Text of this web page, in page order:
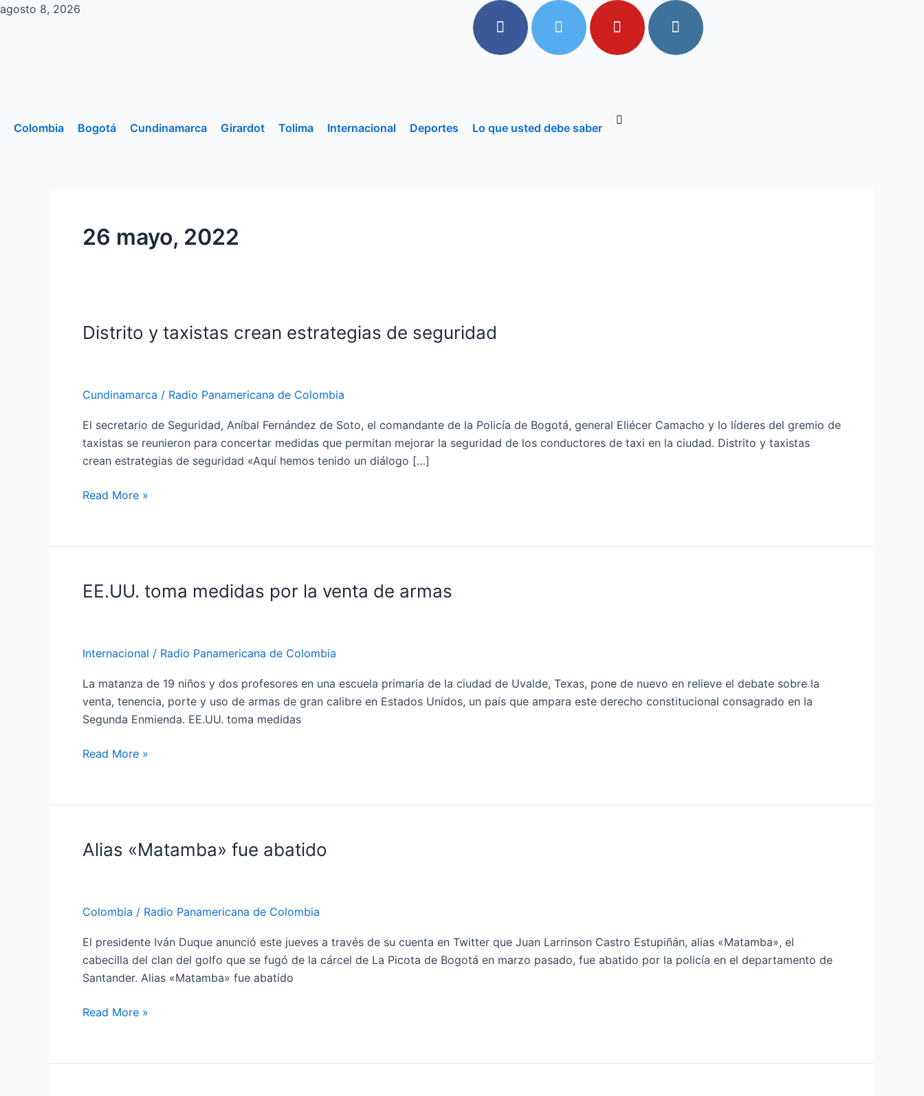
Ir
agosto 8, 2026
Colombia Bogotá Cundinamarca Girardot Tolima Internacional Deportes Lo que usted debe saber
26 mayo, 2022
Distrito y taxistas crean estrategias de seguridad
Cundinamarca / Radio Panamericana de Colombia
El secretario de Seguridad, Aníbal Fernández de Soto, el comandante de la Policía de Bogotá, general Eliécer Camacho y lo líderes del gremio de
taxistas se reunieron para concertar medidas que permitan mejorar la seguridad de los conductores de taxi en la ciudad. Distrito y taxistas
crean estrategias de seguridad «Aquí hemos tenido un diálogo […]
Distrito
estrategias
de
seguridad
Read More »
EE.UU. toma medidas por la venta de armas
Internacional / Radio Panamericana de Colombia
La matanza de 19 niños y dos profesores en una escuela primaria de la ciudad de Uvalde, Texas, pone de nuevo en relieve el debate sobre la
venta, tenencia, porte y uso de armas de gran calibre en Estados Unidos, un país que ampara este derecho constitucional consagrado en la
Segunda Enmienda. EE.UU. toma medidas
EE.UU.
la
venta
armas
Read More »
Alias «Matamba» fue abatido
Colombia / Radio Panamericana de Colombia
El presidente Iván Duque anunció este jueves a través de su cuenta en Twitter que Juan Larrinson Castro Estupiñán, alias «Matamba», el
cabecilla del clan del golfo que se fugó de la cárcel de La Picota de Bogotá en marzo pasado, fue abatido por la policía en el departamento de
Santander. Alias «Matamba» fue abatido
Alias
Read More »